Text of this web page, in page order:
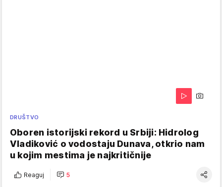
DRUŠTVO
Oboren istorijski rekord u Srbiji: Hidrolog
Vladiković o vodostaju Dunava, otkrio nam
u kojim mestima je najkritičnije
Reaguj 5